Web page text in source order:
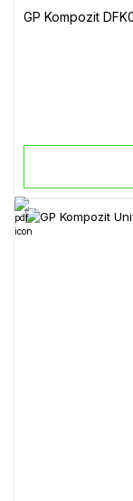
GP Kompozit